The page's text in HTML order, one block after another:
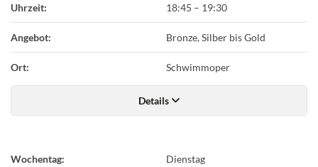
Uhrzeit: 18:45 – 19:30
Angebot: Bronze, Silber bis Gold
Ort: Schwimmoper
Details
Wochentag: Dienstag